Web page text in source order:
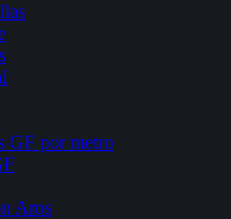
GF por metro
Aros